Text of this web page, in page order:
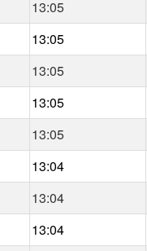
13:05
13:05
13:05
13:05
13:05
13:04
13:04
13:04